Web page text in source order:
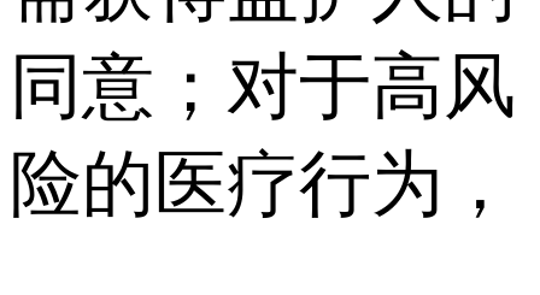
同意；对于高风
险的医疗行为，